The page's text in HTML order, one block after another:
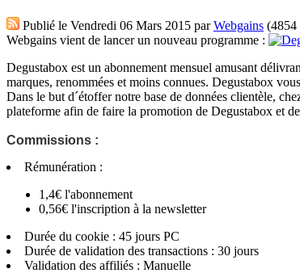
Publié le Vendredi 06 Mars 2015 parWebgains (4854
Webgains vient de lancer un nouveau programme :
Degustabox est un abonnement mensuel amusant
marques, renommées et moins connues. Degustabox
Dans le but d´étoffer notre base de données clientèle,
plateforme afin de faire la promotion de Degustabox et
Commissions :
Rémunération :
1,4€ l'abonnement
0,56€ l'inscription à la newsletter
Durée du cookie : 45 jours PC
Durée de validation des transactions : 30 jours
Validation des affiliés : Manuelle